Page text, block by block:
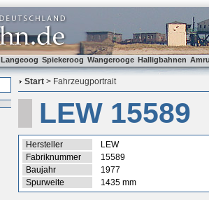
Langeoog Spiekeroog Wangerooge Halligbahnen
Start > Fahrzeugportrait
LEW 15589
Hersteller
LEW
Fabriknummer
15589
Baujahr
1977
Spurweite
1435 mm